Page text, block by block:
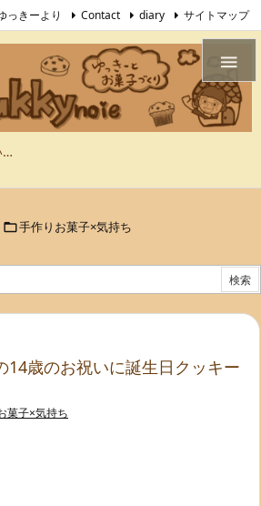
…

っきーより Contact diary サイトマップ
手作りお菓子×気持ち
14歳のお祝いに誕生日クッキー
菓子×気持ち